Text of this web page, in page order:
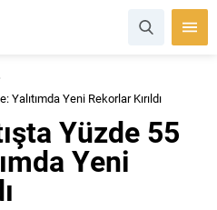
Yeni Rekorlar Kırıldı
Yüzde 55
Yeni